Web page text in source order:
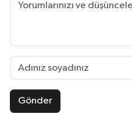
Gönder